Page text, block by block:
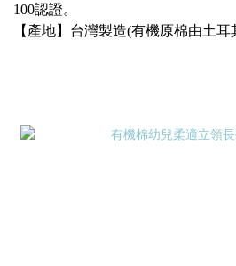
100認證。
【產地】台灣製造(有機原棉由土耳